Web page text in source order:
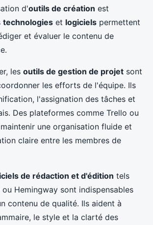
d'outils de création est
technologies et logiciels permettent
et évaluer le contenu de
les outils de gestion de projet sont
les efforts de l'équipe. Ils
l'assignation des tâches et
Des plateformes comme Trello ou
une organisation fluide et
claire entre les membres de
de rédaction et d'édition tels
Hemingway sont indispensables
contenu de qualité. Ils aident à
le style et la clarté des